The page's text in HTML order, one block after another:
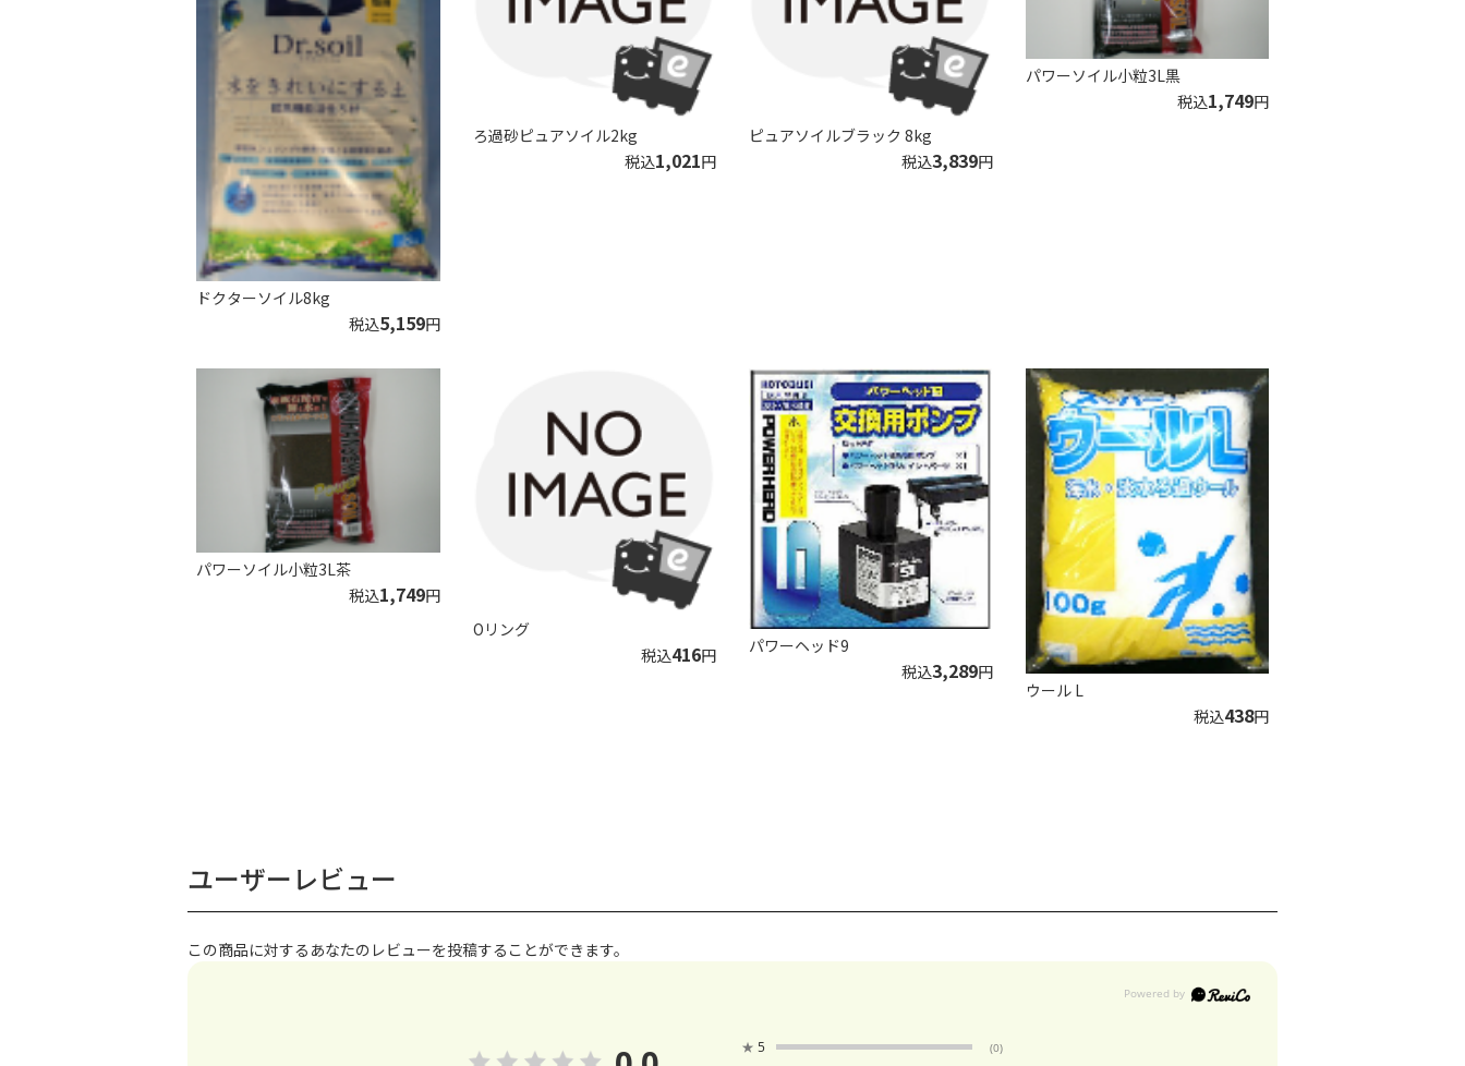
ドクターソイル8kg
税込5,159円
ろ過砂ピュアソイル2kg
税込1,021円
ピュアソイルブラック 8kg
税込3,839円
パワーソイル小粒3L黒
税込1,749円
パワーソイル小粒3L茶
税込1,749円
Oリング
税込416円
パワーヘッド9
税込3,289円
ウール L
税込438円
ユーザーレビュー
この商品に対するあなたのレビューを投稿することができます。
★ 5 (0)